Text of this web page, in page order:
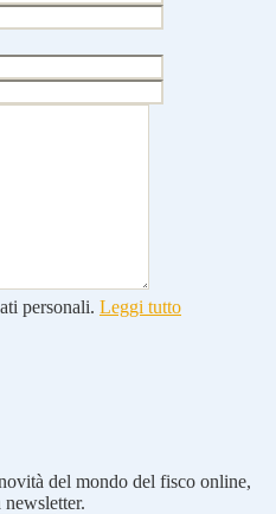
personali. Leggi tutto
del mondo del fisco online,